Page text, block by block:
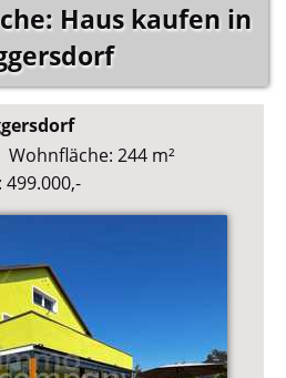
Haus kaufen in
Wohnfläche: 244 m²
499.000,-